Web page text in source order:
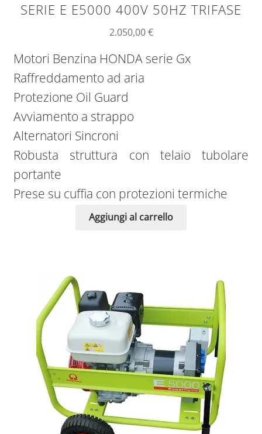
SERIE E E5000 400V 50HZ TRIFASE
2.050,00€
Motori Benzina HONDA serie Gx
Raffreddamento ad aria
Protezione Oil Guard
Avviamento a strappo
Alternatori Sincroni
Robusta struttura con telaio tubolare
portante
Prese su cuffia con protezioni termiche
Aggiungi al carrello